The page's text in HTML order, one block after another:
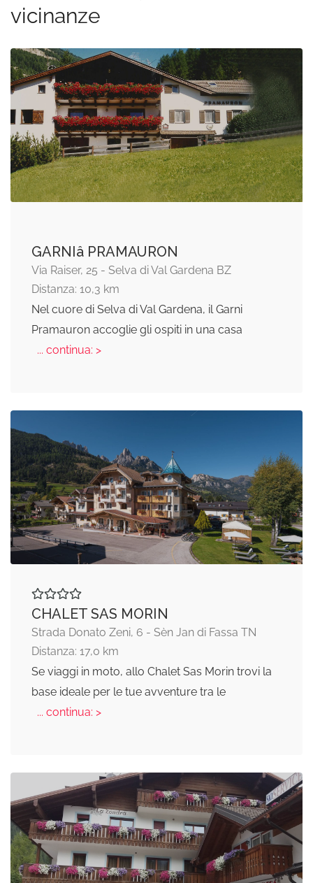
vicinanze
GARNIâ PRAMAURON
Via Raiser, 25 - Selva di Val Gardena BZ
Distanza: 10,3 km
Nel cuore di Selva di Val Gardena, il Garni
Pramauron accoglie gli ospiti in una casa
... continua: >
CHALET SAS MORIN
Strada Donato Zeni, 6 - Sèn Jan di Fassa TN
Distanza: 17,0 km
Se viaggi in moto, allo Chalet Sas Morin trovi la
base ideale per le tue avventure tra le
... continua: >